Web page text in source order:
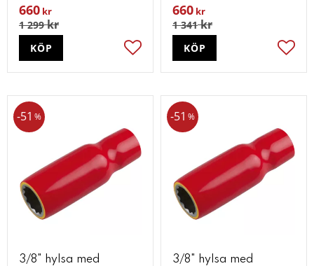
660 kr
1 299kr
Lägg till i favoriter
KÖP
660 kr
1 341kr
KÖP
3/8" hylsa med
51 %
3/8" hylsa med
51 %